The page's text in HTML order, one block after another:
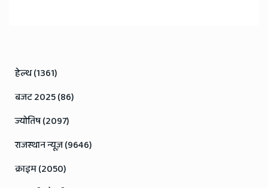
हेल्थ (1361)
बजट 2025 (86)
ज्योतिष (2097)
राजस्थान न्यूज़ (9646)
क्राइम (2050)